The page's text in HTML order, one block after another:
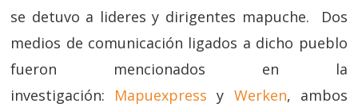
se detuvo a lideres y dirigentes mapuche. Dos
medios de comunicación ligados a dicho pueblo
fueron mencionados en la
investigación: Mapuexpress y Werken, ambos